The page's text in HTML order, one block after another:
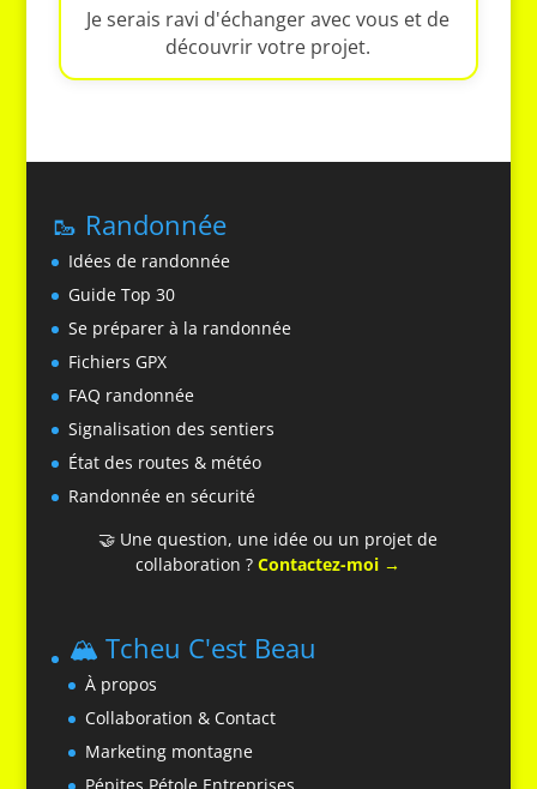
Je serais ravi d'échanger avec vous et de
découvrir votre projet.
🥾 Randonnée
Idées de randonnée
Guide Top 30
Se préparer à la randonnée
Fichiers GPX
FAQ randonnée
Signalisation des sentiers
État des routes & météo
Randonnée en sécurité
🤝 Une question, une idée ou un projet de
collaboration ?Contactez-moi →
🏔️ Tcheu C'est Beau
À propos
Collaboration & Contact
Marketing montagne